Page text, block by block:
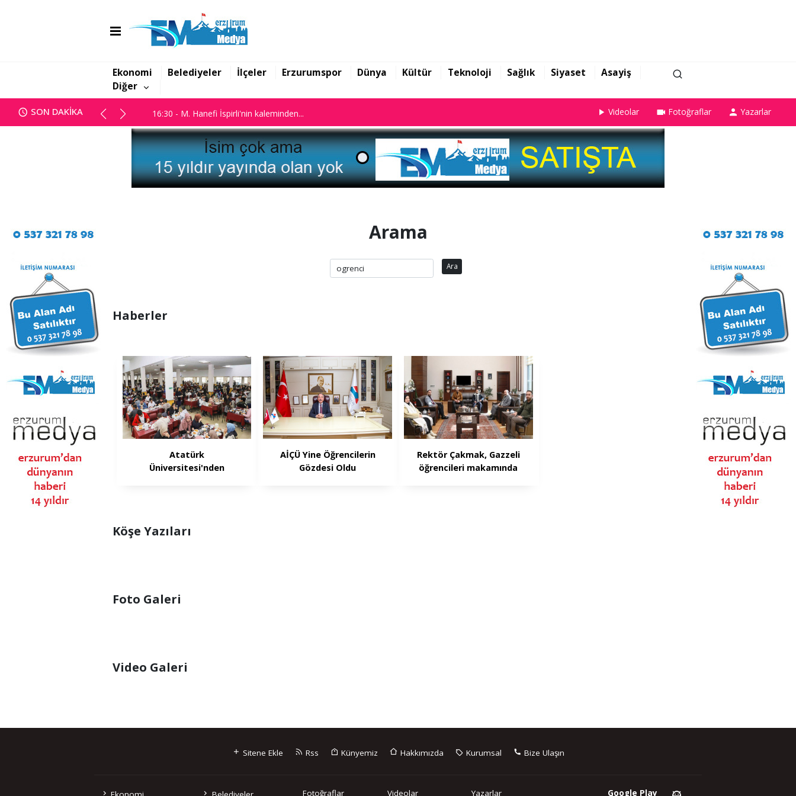
Ekonomi Belediyeler İlçeler Erzurumspor Dünya Kültür Teknoloji Sağlık Siyaset
Asayiş
Diğer
SON DAKİKA
16:06 - Görbil Özcan partisinden istifa etti
16:30 - M. Hanefi İspirli'nin kaleminden...
16:30 - M. Hanefi İspirli'nin kaleminden... Videolar Fotoğraflar Yazarlar
Arama
Ara
Haberler
Atatürk
Üniversitesi'nden
AİÇÜ Yine Öğrencilerin
Gözdesi Oldu
Rektör Çakmak, Gazzeli
öğrencileri makamında
Köşe Yazıları
Foto Galeri
Video Galeri
Sitene Ekle Rss Künyemiz Hakkımızda Kurumsal Bize Ulaşın
Fotoğraflar Videolar Yazarlar Google Play